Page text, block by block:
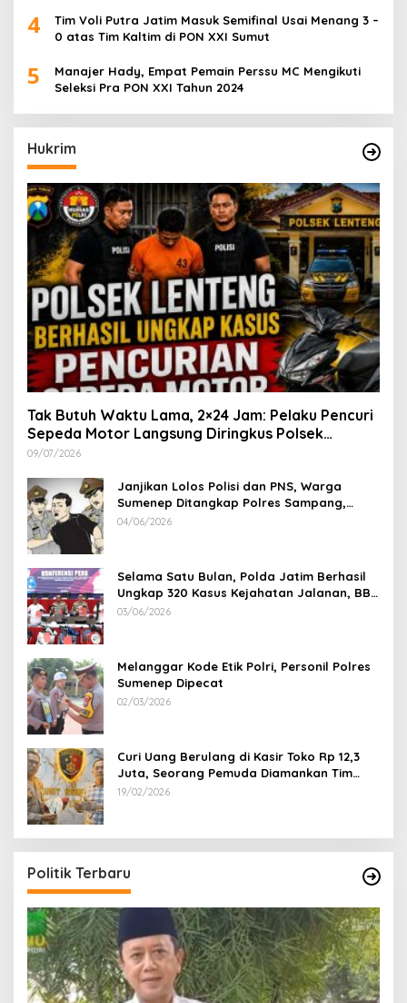
4
Tim Voli Putra Jatim Masuk Semifinal Usai Menang 3 –
0 atas Tim Kaltim di PON XXI Sumut
5
Manajer Hady, Empat Pemain Perssu MC Mengikuti
Seleksi Pra PON XXI Tahun 2024
Hukrim
Tak Butuh Waktu Lama, 2×24 Jam: Pelaku Pencuri
Sepeda Motor Langsung Diringkus Polsek
Lenteng di Wilayah Manding
09/07/2026
Janjikan Lolos Polisi dan PNS, Warga
Sumenep Ditangkap Polres Sampang,
Korban Rugi Rp 600 juta
04/06/2026
Selama Satu Bulan, Polda Jatim Berhasil
Ungkap 320 Kasus Kejahatan Jalanan, BB
100 Sepeda Motor dan 12 Mobil Diamankan
03/06/2026
Melanggar Kode Etik Polri, Personil Polres
Sumenep Dipecat
02/03/2026
Curi Uang Berulang di Kasir Toko Rp 12,3
Juta, Seorang Pemuda Diamankan Tim
Reskrim Polsek Lenteng Sumenep
19/02/2026
Politik Terbaru